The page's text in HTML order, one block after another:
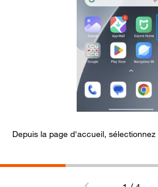
Depuis la page d'accueil, sélectionnez